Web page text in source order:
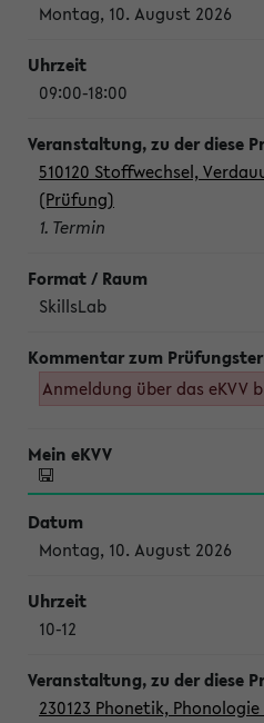
Montag, 10. August 2026
09:00-18:00
510120 Stoffwechsel,
(Prüfung)
1. Termin
SkillsLab
Anmeldung über das eKVV
Montag, 10. August 2026
10-12
230123 Phonetik,